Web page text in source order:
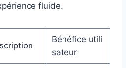
fluide.
Bénéfice utili
sateur